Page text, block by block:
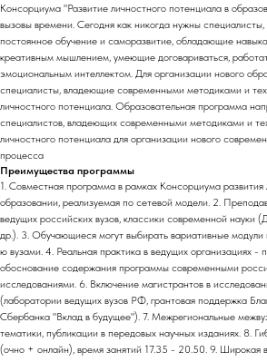
Консорциума "Развитие личностного потенциала в
вызовы времени. Сегодня как никогда нужны
постоянное обучение и саморазвитие, обладающие
креативным мышлением, умеющие договариваться,
эмоциональным интеллектом. Для организации нового
специалисты, владеющие современными методиками и
личностного потенциала. Образовательная программа
специалистов, владеющих современными методиками и
личностного потенциала для организации нового
процесса
Преимущества программы
1. Совместная программа в рамках Консорциума развития
образовании, реализуемая по сетевой модели. 2.
ведущих российских вузов, классики современной науки
др.). 3. Обучающиеся могут выбирать вариативные модули
ю вузами. 4. Реальная практика в ведущих организациях -
обоснование содержания программы современными
исследованиями. 6. Включение магистрантов в
(лаборатории ведущих вузов РФ, грантовая поддержка
Сбербанка "Вклад в будущее"). 7. Межрегиональные
тематики, публикации в передовых научных изданиях. 8.
(очно + онлайн), время занятий 17.35 - 20.50. 9. Широкая